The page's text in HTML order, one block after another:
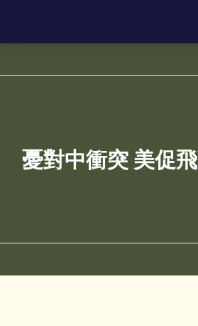
憂對中衝突 美促